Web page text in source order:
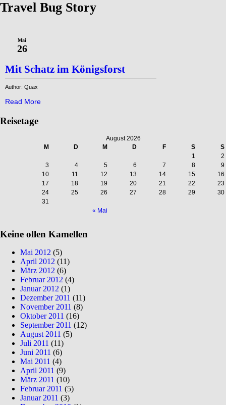
Travel Bug Story
Mai
26
Mit Schatz im Königsforst
Author: Quax
Read More
Reisetage
August 2026
M
D M D F S S
« Mai
1
2
3
4 5 6 7 8
9
10
11 12 13 14 15
16
17
18 19 20 21 22
23
24
25 26 27 28 29
30
31
Keine ollen Kamellen
Mai 2012 (5)
April 2012 (11)
März 2012 (6)
Februar 2012 (4)
Januar 2012 (1)
Dezember 2011 (11)
November 2011 (8)
Oktober 2011 (16)
September 2011 (12)
August 2011 (5)
Juli 2011 (11)
Juni 2011 (6)
Mai 2011 (4)
April 2011 (9)
März 2011 (10)
Februar 2011 (5)
Januar 2011 (3)